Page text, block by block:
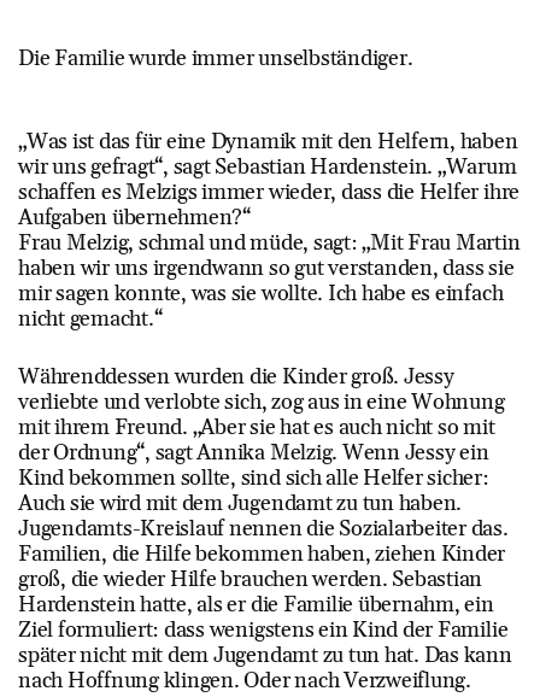
Die Familie wurde immer unselbständiger.
„Was ist das für eine Dynamik mit den Helfern, haben
wir uns gefragt“, sagt Sebastian Hardenstein. „Warum
schaffen es Melzigs immer wieder, dass die Helfer ihre
Aufgaben übernehmen?“
Frau Melzig, schmal und müde, sagt: „Mit Frau Martin
haben wir uns irgendwann so gut verstanden, dass sie
mir sagen konnte, was sie wollte. Ich habe es einfach
nicht gemacht.“
Währenddessen wurden die Kinder groß. Jessy
verliebte und verlobte sich, zog aus in eine Wohnung
mit ihrem Freund. „Aber sie hat es auch nicht so mit
der Ordnung“, sagt Annika Melzig. Wenn Jessy ein
Kind bekommen sollte, sind sich alle Helfer sicher:
Auch sie wird mit dem Jugendamt zu tun haben.
Jugendamts-Kreislauf nennen die Sozialarbeiter das.
Familien, die Hilfe bekommen haben, ziehen Kinder
groß, die wieder Hilfe brauchen werden. Sebastian
Hardenstein hatte, als er die Familie übernahm, ein
Ziel formuliert: dass wenigstens ein Kind der Familie
später nicht mit dem Jugendamt zu tun hat. Das kann
nach Hoffnung klingen. Oder nach Verzweiflung.